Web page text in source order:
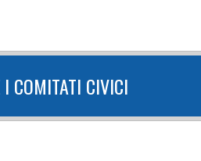
I COMITATI CIVICI